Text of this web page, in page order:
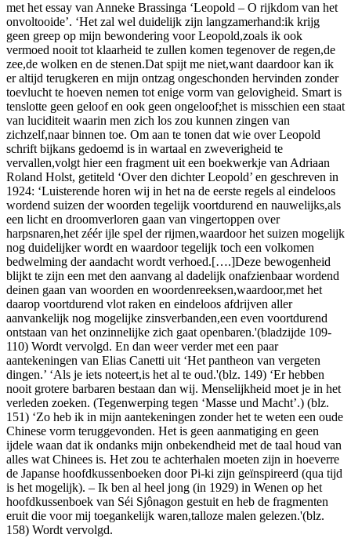
met het essay van Anneke Brassinga ‘Leopold – O rijkdom van het
onvoltooide’. ‘Het zal wel duidelijk zijn langzamerhand:ik krijg
geen greep op mijn bewondering voor Leopold,zoals ik ook
vermoed nooit tot klaarheid te zullen komen tegenover de regen,de
zee,de wolken en de stenen.Dat spijt me niet,want daardoor kan ik
er altijd terugkeren en mijn ontzag ongeschonden hervinden zonder
toevlucht te hoeven nemen tot enige vorm van gelovigheid. Smart is
tenslotte geen geloof en ook geen ongeloof;het is misschien een staat
van luciditeit waarin men zich los zou kunnen zingen van
zichzelf,naar binnen toe. Om aan te tonen dat wie over Leopold
schrift bijkans gedoemd is in wartaal en zweverigheid te
vervallen,volgt hier een fragment uit een boekwerkje van Adriaan
Roland Holst, getiteld ‘Over den dichter Leopold’ en geschreven in
1924: ‘Luisterende horen wij in het na de eerste regels al eindeloos
wordend suizen der woorden tegelijk voortdurend en nauwelijks,als
een licht en droomverloren gaan van vingertoppen over
harpsnaren,het zéér ijle spel der rijmen,waardoor het suizen mogelijk
nog duidelijker wordt en waardoor tegelijk toch een volkomen
bedwelming der aandacht wordt verhoed.[….]Deze bewogenheid
blijkt te zijn een met den aanvang al dadelijk onafzienbaar wordend
deinen gaan van woorden en woordenreeksen,waardoor,met het
daarop voortdurend vlot raken en eindeloos afdrijven aller
aanvankelijk nog mogelijke zinsverbanden,een even voortdurend
ontstaan van het onzinnelijke zich gaat openbaren.'(bladzijde 109-
110) Wordt vervolgd. En dan weer verder met een paar
aantekeningen van Elias Canetti uit ‘Het pantheon van vergeten
dingen.’ ‘Als je iets noteert,is het al te oud.'(blz. 149) ‘Er hebben
nooit grotere barbaren bestaan dan wij. Menselijkheid moet je in het
verleden zoeken. (Tegenwerping tegen ‘Masse und Macht’.) (blz.
151) ‘Zo heb ik in mijn aantekeningen zonder het te weten een oude
Chinese vorm teruggevonden. Het is geen aanmatiging en geen
ijdele waan dat ik ondanks mijn onbekendheid met de taal houd van
alles wat Chinees is. Het zou te achterhalen moeten zijn in hoeverre
de Japanse hoofdkussenboeken door Pi-ki zijn geïnspireerd (qua tijd
is het mogelijk). – Ik ben al heel jong (in 1929) in Wenen op het
hoofdkussenboek van Séi Sjônagon gestuit en heb de fragmenten
eruit die voor mij toegankelijk waren,talloze malen gelezen.'(blz.
158) Wordt vervolgd.